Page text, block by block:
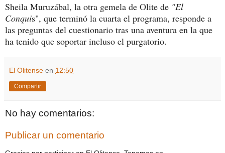
Sheila Muruzábal, la otra gemela de Olite de "El
Conquis", que terminó la cuarta el programa, responde a
las preguntas del cuestionario tras una aventura en la que
ha tenido que soportar incluso el purgatorio.
El Olitense en 12:50
Compartir
No hay comentarios:
Publicar un comentario